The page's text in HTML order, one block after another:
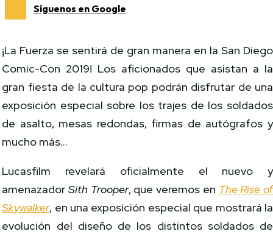
Síguenos en Google
¡La Fuerza se sentirá de gran manera en la San Diego
Comic-Con 2019! Los aficionados que asistan a la
gran fiesta de la cultura pop podrán disfrutar de una
exposición especial sobre los trajes de los soldados
de asalto, mesas redondas, firmas de autógrafos y
mucho más…
Lucasfilm revelará oficialmente el nuevo y
amenazador Sith Trooper, que veremos en The Rise of
Skywalker, en una exposición especial que mostrará la
evolución del diseño de los distintos soldados de